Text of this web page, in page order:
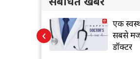
में बनी
एक स्वस्थ
सबसे
डॉक्टर
‹